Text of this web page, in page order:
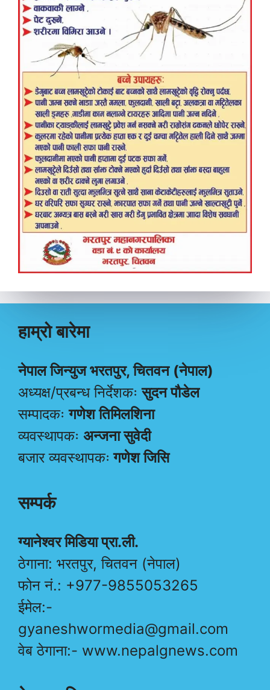
हाम्रो बारेमा
नेपाल जिन्युज भरतपुर, चितवन (नेपाल)
अध्यक्ष/प्रबन्ध निर्देशकःसुदन पौडेल
सम्पादकःगणेश तिमिलशिना
व्यवस्थापकः अन्जना सुवेदी
बजार व्यवस्थापकः गणेश जिसि
सम्पर्क
ग्यानेश्वर मिडिया प्रा.ली.
ठेगाना: भरतपुर, चितवन (नेपाल)
फोन नं.: +977-9855053265
ईमेल:-
gyaneshwormedia@gmail.com
वेब ठेगाना:- www.nepalgnews.com